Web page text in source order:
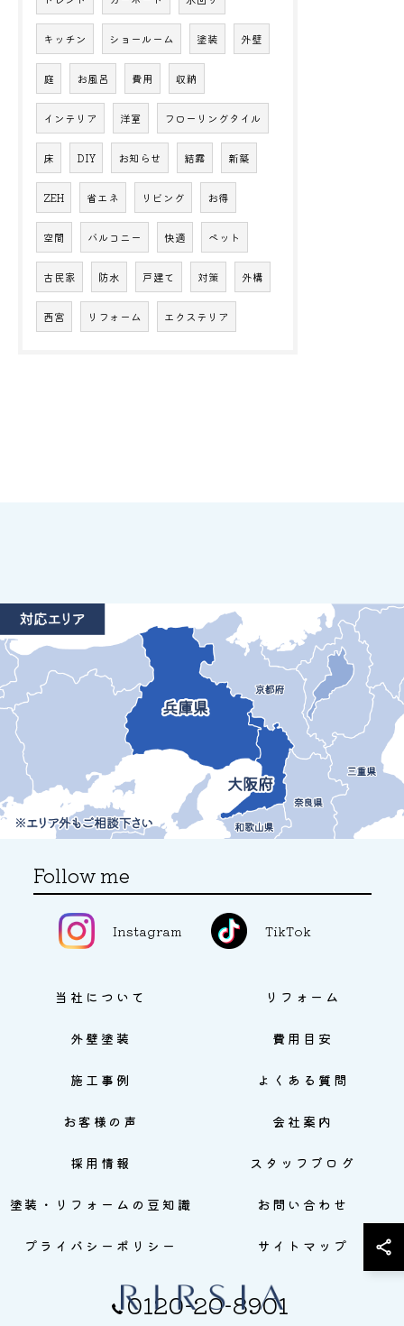
キッチン ショールーム 塗装 外壁
庭 お風呂 費用 収納
インテリア 洋室 フローリングタイル
床 DIY お知らせ 結露 新築
ZEH 省エネ リビング お得
空間 バルコニー 快適 ペット
古民家 防水 戸建て 対策 外構
西宮 リフォーム エクステリア
0120-20-8901
Follow me
Instagram TikTok
当社について リフォーム
外壁塗装 費用目安
施工事例 よくある質問
お客様の声 会社案内
採用情報 スタッフブログ
塗装・リフォームの豆知識 お問い合わせ
プライバシーポリシー サイトマップ